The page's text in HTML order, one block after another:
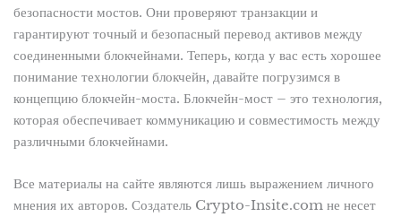
безопасности мостов. Они проверяют транзакции и
гарантируют точный и безопасный перевод активов между
соединенными блокчейнами. Теперь, когда у вас есть хорошее
понимание технологии блокчейн, давайте погрузимся в
концепцию блокчейн-моста. Блокчейн-мост – это технология,
которая обеспечивает коммуникацию и совместимость между
различными блокчейнами.
Все материалы на сайте являются лишь выражением личного
мнения их авторов. Создатель Crypto-Insite.com не несет